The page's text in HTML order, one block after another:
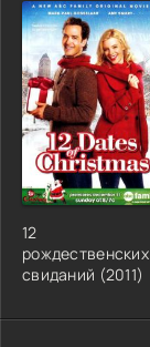
12
рождественских
свиданий (2011)